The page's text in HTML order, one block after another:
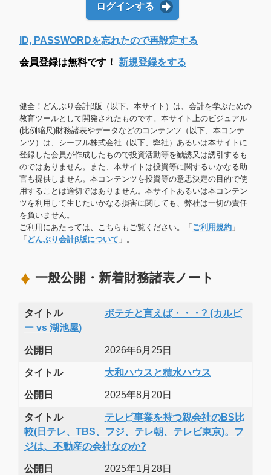
ログインする
ID, PASSWORDを忘れたので再設定する
会員登録は無料です！ 新規登録をする
健全！どんぶり会計β版（以下、本サイト）は、会計を学ぶための
教育ツールとして開発されたものです。本サイト上のビジュアル
(比例縮尺)財務諸表やデータなどのコンテンツ（以下、本コンテ
ンツ）は、シーフル株式会社（以下、弊社）あるいは本サイトに
登録した会員が作成したもので投資活動等を勧誘又は誘引するも
のではありません。また、本サイトは投資等に関するいかなる助
言も提供しません。本コンテンツを投資等の意思決定の目的で使
用することは適切ではありません。本サイトあるいは本コンテン
ツを利用して生じたいかなる損害に関しても、弊社は一切の責任
を負いません。
ご利用にあたっては、こちらもご覧ください。「 ご利用規約 」
「 どんぶり会計β版について 」。
一般公開・新着財務諸表ノート
タイトル
ポテチと言えば・・・? (カルビ
ー vs 湖池屋)
公開日 2026年6月25日
タイトル 大和ハウスと積水ハウス
公開日 2025年8月20日
タイトル
テレビ事業を持つ親会社のBS比
較(日テレ、TBS、フジ、テレ朝、テレビ東京)。フ
ジは、不動産の会社なのか?
公開日 2025年1月28日